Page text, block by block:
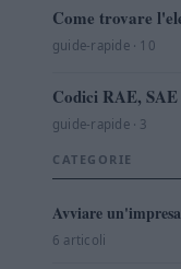
Come trovare
guide-rapide · 10
Codici RAE,
guide-rapide · 3
CATEGORIE
Avviare un'impresa
6 articoli